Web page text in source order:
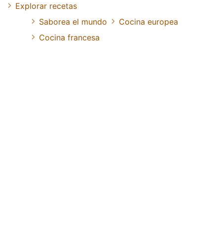
Explorar recetas
Saborea el mundo
Cocina europea
Cocina francesa